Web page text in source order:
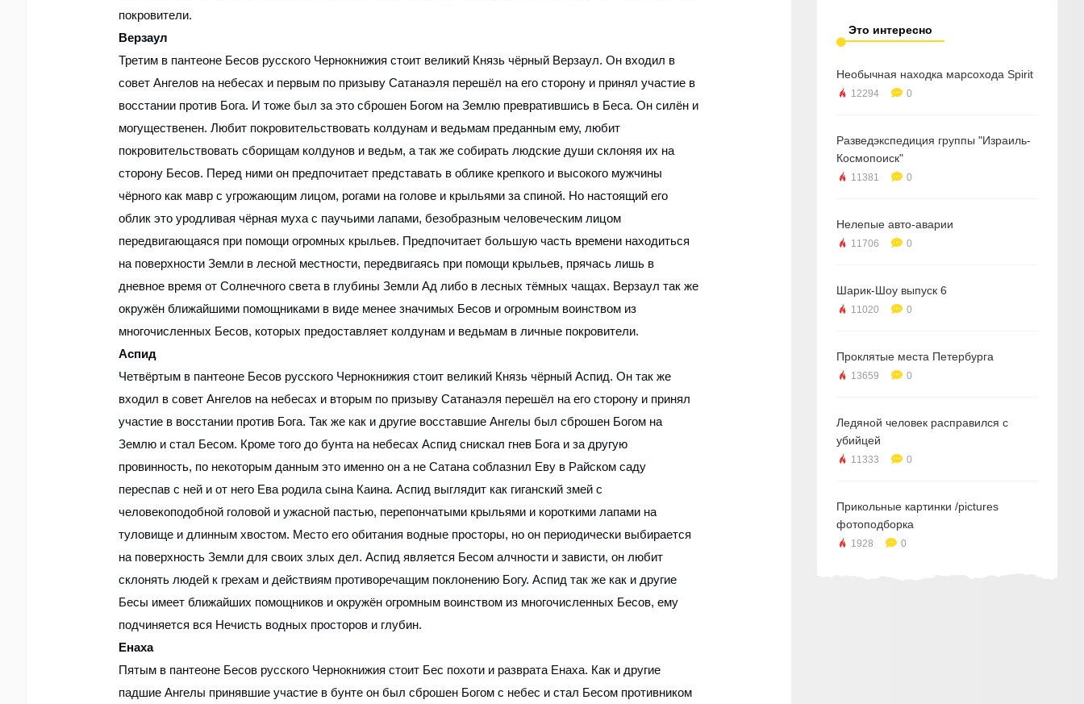
покровители.
Верзаул
Третим в пантеоне Бесов русского Чернокнижия стоит великий Князь чёрный Верзаул. Он входил в
совет Ангелов на небесах и первым по призыву Сатанаэля перешёл на его сторону и принял участие в
восстании против Бога. И тоже был за это сброшен Богом на Землю превратившись в Беса. Он силён и
могущественен. Любит покровительствовать колдунам и ведьмам преданным ему, любит
покровительствовать сборищам колдунов и ведьм, а так же собирать людские души склоняя их на
сторону Бесов. Перед ними он предпочитает представать в облике крепкого и высокого мужчины
чёрного как мавр с угрожающим лицом, рогами на голове и крыльями за спиной. Но настоящий его
облик это уродливая чёрная муха с паучьими лапами, безобразным человеческим лицом
передвигающаяся при помощи огромных крыльев. Предпочитает большую часть времени находиться
на поверхности Земли в лесной местности, передвигаясь при помощи крыльев, прячась лишь в
дневное время от Солнечного света в глубины Земли Ад либо в лесных тёмных чащах. Верзаул так же
окружён ближайшими помощниками в виде менее значимых Бесов и огромным воинством из
многочисленных Бесов, которых предоставляет колдунам и ведьмам в личные покровители.
Аспид
Четвёртым в пантеоне Бесов русского Чернокнижия стоит великий Князь чёрный Аспид. Он так же
входил в совет Ангелов на небесах и вторым по призыву Сатанаэля перешёл на его сторону и принял
участие в восстании против Бога. Так же как и другие восставшие Ангелы был сброшен Богом на
Землю и стал Бесом. Кроме того до бунта на небесах Аспид снискал гнев Бога и за другую
провинность, по некоторым данным это именно он а не Сатана соблазнил Еву в Райском саду
переспав с ней и от него Ева родила сына Каина. Аспид выглядит как гиганский змей с
человекоподобной головой и ужасной пастью, перепончатыми крыльями и короткими лапами на
туловище и длинным хвостом. Место его обитания водные просторы, но он периодически выбирается
на поверхность Земли для своих злых дел. Аспид является Бесом алчности и зависти, он любит
склонять людей к грехам и действиям противоречащим поклонению Богу. Аспид так же как и другие
Бесы имеет ближайших помощников и окружён огромным воинством из многочисленных Бесов, ему
подчиняется вся Нечисть водных просторов и глубин.
Енаха
Пятым в пантеоне Бесов русского Чернокнижия стоит Бес похоти и разврата Енаха. Как и другие
падшие Ангелы принявшие участие в бунте он был сброшен Богом с небес и стал Бесом противником
Это интересно
Необычная находка марсохода Spirit
12294 0
Разведэкспедиция группы "Израиль-
Космопоиск"
11381 0
Нелепые авто-аварии
11706 0
Шарик-Шоу выпуск 6
11020 0
Проклятые места Петербурга
13659 0
Ледяной человек расправился с
убийцей
11333 0
Прикольные картинки /pictures
фотоподборка
1928 0